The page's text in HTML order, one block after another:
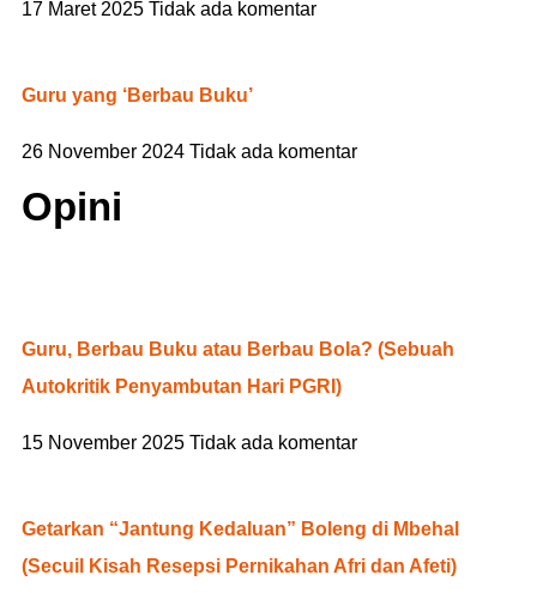
17 Maret 2025 Tidak ada komentar
Guru yang ‘Berbau Buku’
26 November 2024 Tidak ada komentar
Opini
Guru, Berbau Buku atau Berbau Bola? (Sebuah
Autokritik Penyambutan Hari PGRI)
15 November 2025 Tidak ada komentar
Getarkan “Jantung Kedaluan” Boleng di Mbehal
(Secuil Kisah Resepsi Pernikahan Afri dan Afeti)